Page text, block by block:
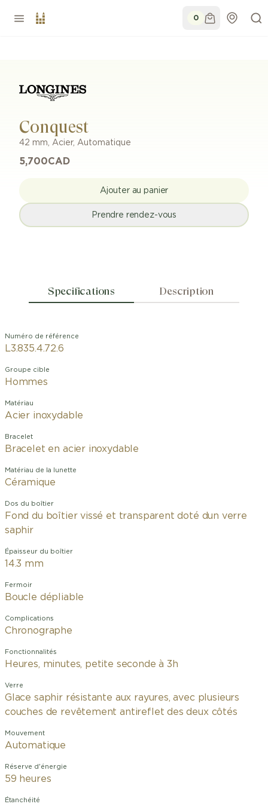
0
Conquest
42 mm, Acier, Automatique
5,700CAD
Ajouter au panier
Prendre rendez-vous
Specifications Description
Numéro de référence
L3.835.4.72.6
Groupe cible
Hommes
Matériau
Acier inoxydable
Bracelet
Bracelet en acier inoxydable
Matériau de la lunette
Céramique
Dos du boîtier
Fond du boîtier vissé et transparent doté dun verre
saphir
Épaisseur du boîtier
14.3 mm
Fermoir
Boucle dépliable
Complications
Chronographe
Fonctionnalités
Heures, minutes, petite seconde à 3h
Verre
Glace saphir résistante aux rayures, avec plusieurs
couches de revêtement antireflet des deux côtés
Mouvement
Automatique
Réserve d'énergie
59 heures
Étanchéité